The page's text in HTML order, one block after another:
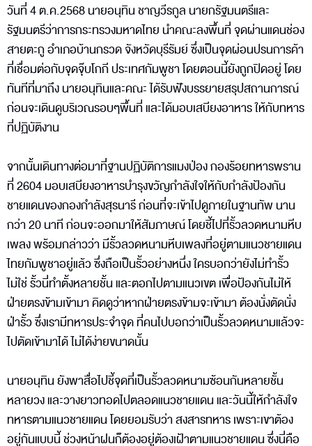
วันที่ 4 ต.ค.2568 นายอนุทิน ชาญวีรกูล นายกรัฐมนตรีและ
รัฐมนตรีว่าการกระทรวงมหาดไทย นำคณะลงพื้นที่ จุดผ่านแดนช่อง
สายตะกู อำเภอบ้านกรวด จังหวัดบุรีรัมย์ ซึ่งเป็นจุดผ่อนปรนการค้า
ที่เชื่อมต่อกับจุดจุ๊บโกกี ประเทศกัมพูชา โดยตอนนี้ยังถูกปิดอยู่ โดย
ทันทีที่มาถึง นายอนุทินและคณะ ได้รับฟังบรรยายสรุปสถานการณ์
ก่อนจะเดินดูบริเวณรอบๆพื้นที่ และได้มอบเสบียงอาหาร ให้กับทหาร
ที่ปฏิบัติงาน
จากนั้นเดินทางต่อมาที่ฐานปฏิบัติการแมงป่อง กองร้อยทหารพราน
ที่ 2604 มอบเสบียงอาหารบำรุงขวัญกำลังใจให้กับกำลังป้องกัน
ชายแดนของกองกำลังสุรนารี ก่อนที่จะเข้าไปดูภายในฐานทัพ นาน
กว่า 20 นาที ก่อนจะออกมาให้สัมภาษณ์ โดยชี้ไปที่รั้วลวดหนามหีบ
เพลง พร้อมกล่าวว่า มีรั้วลวดหนามหีบเพลงที่อยู่ตามแนวชายแดน
ไทยกัมพูชาอยู่แล้ว ซึ่งถือเป็นรั้วอย่างหนึ่ง ใครบอกว่ายังไม่ทำรั้ว
ไม่ใช่ รั้วนี่ทำตั้งหลายชั้น และตอกไปตามแนวเขต เพื่อป้องกันไม่ให้
ฝ่ายตรงข้ามเข้ามา คิดดูว่าหากฝ่ายตรงข้ามจะเข้ามา ต้องนั่งตัดนั่ง
ฝ่ารั้ว ซึ่งเรามีทหารประจำจุด ที่คนไปบอกว่าเป็นรั้วลวดหนามแล้วจะ
ไปตัดเข้ามาได้ ไม่ได้ง่ายขนาดนั้น
นายอนุทิน ยังพาสื่อไปชี้จุดที่เป็นรั้วลวดหนามซ้อนกันหลายชั้น
หลายวง และวางยาวทอดไปตลอดแนวชายแดน และวันนี้ให้กำลังใจ
ทหารตามแนวชายแดน โดยยอมรับว่า สงสารทหาร เพราะเขาต้อง
อยู่กันแบบนี้ ช่วงหน้าฝนก็ต้องอยู่ต้องเฝ้าตามแนวชายแดน ซึ่งนี่คือ